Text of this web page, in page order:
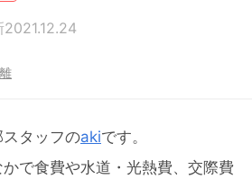
2021.12.24
タッフのakiです。
で食費や水道・光熱費、交際費